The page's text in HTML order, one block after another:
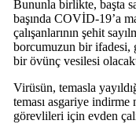
Bununla birlikte, başta
başında COVİD-19’a
çalışanlarının şehit
borcumuzun bir ifadesi,
bir övünç vesilesi
Virüsün, temasla
teması asgariye
görevlileri için evden